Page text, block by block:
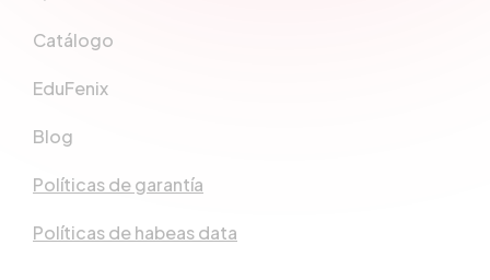
Catálogo
EduFenix
Blog
Políticas de garantía
Políticas de habeas data